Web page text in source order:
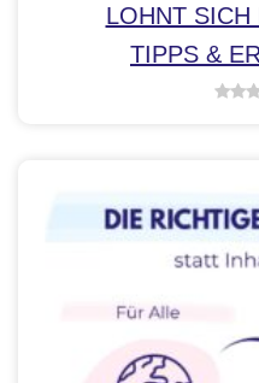
LOHNT SICH
TIPPS &